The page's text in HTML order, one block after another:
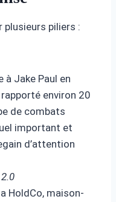
plusieurs piliers :
à Jake Paul en
environ 20
de combats
important et
d’attention
HoldCo, maison-